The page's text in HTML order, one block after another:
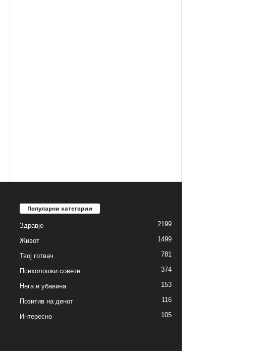
Популарни категории
Здравје 2199
Живот 1499
Твој готвач 781
Психолошки совети 374
Нега и убавина 153
Позитив на денот 116
Интересно 105